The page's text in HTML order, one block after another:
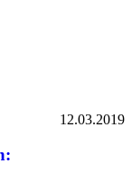
12.03.2019